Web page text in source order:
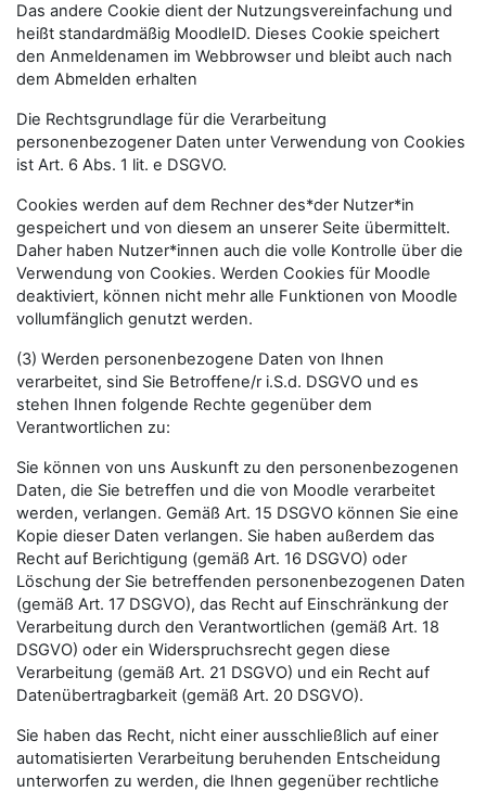
Das andere Cookie dient der Nutzungsvereinfachung und
heißt standardmäßig MoodleID. Dieses Cookie speichert
den Anmeldenamen im Webbrowser und bleibt auch nach
dem Abmelden erhalten
Die Rechtsgrundlage für die Verarbeitung
personenbezogener Daten unter Verwendung von Cookies
ist Art. 6 Abs. 1 lit. e DSGVO.
Cookies werden auf dem Rechner des*der Nutzer*in
gespeichert und von diesem an unserer Seite übermittelt.
Daher haben Nutzer*innen auch die volle Kontrolle über die
Verwendung von Cookies. Werden Cookies für Moodle
deaktiviert, können nicht mehr alle Funktionen von Moodle
vollumfänglich genutzt werden.
(3) Werden personenbezogene Daten von Ihnen
verarbeitet, sind Sie Betroffene/r i.S.d. DSGVO und es
stehen Ihnen folgende Rechte gegenüber dem
Verantwortlichen zu:
Sie können von uns Auskunft zu den personenbezogenen
Daten, die Sie betreffen und die von Moodle verarbeitet
werden, verlangen. Gemäß Art. 15 DSGVO können Sie eine
Kopie dieser Daten verlangen. Sie haben außerdem das
Recht auf Berichtigung (gemäß Art. 16 DSGVO) oder
Löschung der Sie betreffenden personenbezogenen Daten
(gemäß Art. 17 DSGVO), das Recht auf Einschränkung der
Verarbeitung durch den Verantwortlichen (gemäß Art. 18
DSGVO) oder ein Widerspruchsrecht gegen diese
Verarbeitung (gemäß Art. 21 DSGVO) und ein Recht auf
Datenübertragbarkeit (gemäß Art. 20 DSGVO).
Sie haben das Recht, nicht einer ausschließlich auf einer
automatisierten Verarbeitung beruhenden Entscheidung
unterworfen zu werden, die Ihnen gegenüber rechtliche